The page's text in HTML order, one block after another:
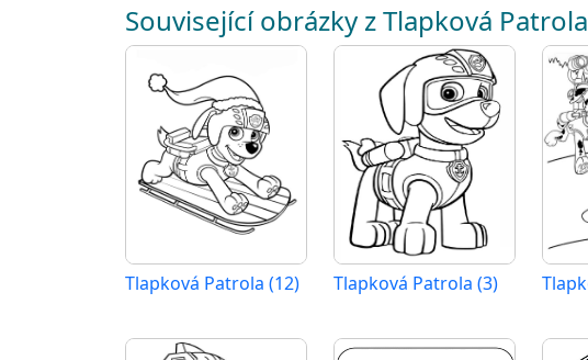
Související obrázky z Tlapková Patrola
Tlapková Patrola (12) Tlapková Patrola (3)